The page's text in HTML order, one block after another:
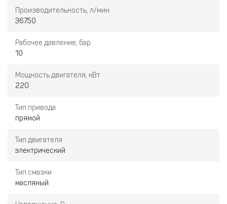
Производительность, л/мин
36750
Рабочее давление, бар
10
Мощность двигателя, кВт
220
Тип привода
прямой
Тип двигателя
электрический
Тип смазки
масляный